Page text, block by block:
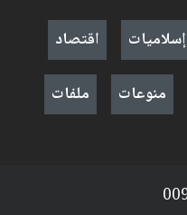
إسلاميات
اقتصاد
منوعات ملفات